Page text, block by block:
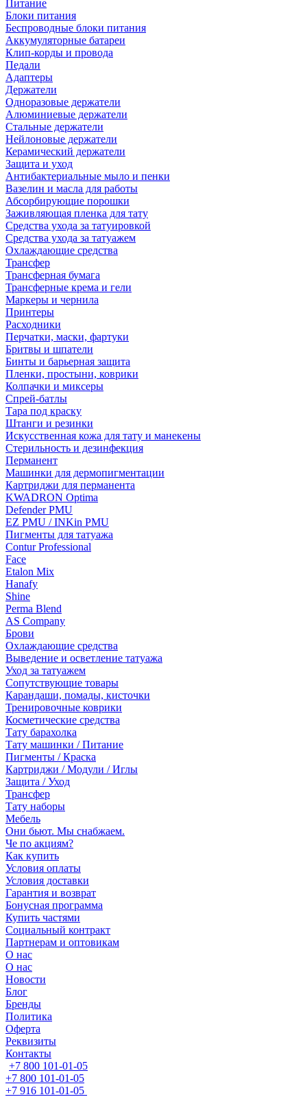
Питание
Блоки питания
Беспроводные блоки питания
Аккумуляторные батареи
Клип-корды и провода
Педали
Адаптеры
Держатели
Одноразовые держатели
Алюминиевые держатели
Стальные держатели
Нейлоновые держатели
Керамический держатели
Защита и уход
Антибактериальные мыло и пенки
Вазелин и масла для работы
Абсорбирующие порошки
Заживляющая пленка для тату
Средства ухода за татуировкой
Средства ухода за татуажем
Охлаждающие средства
Трансфер
Трансферная бумага
Трансферные крема и гели
Маркеры и чернила
Принтеры
Расходники
Перчатки, маски, фартуки
Бритвы и шпатели
Бинты и барьерная защита
Пленки, простыни, коврики
Колпачки и миксеры
Спрей-батлы
Тара под краску
Штанги и резинки
Искусственная кожа для тату и манекены
Стерильность и дезинфекция
Перманент
Машинки для дермопигментации
Картриджи для перманента
KWADRON Optima
Defender PMU
EZ PMU / INKin PMU
Пигменты для татуажа
Contur Professional
Face
Etalon Mix
Hanafy
Shine
Perma Blend
AS Company
Брови
Охлаждающие средства
Выведение и осветление татуажа
Уход за татуажем
Сопутствующие товары
Карандаши, помады, кисточки
Тренировочные коврики
Косметические средства
Тату барахолка
Тату машинки / Питание
Пигменты / Краска
Картриджи / Модули / Иглы
Защита / Уход
Трансфер
Тату наборы
Мебель
Они бьют. Мы снабжаем.
Че по акциям?
Как купить
Условия оплаты
Условия доставки
Гарантия и возврат
Бонусная программа
Купить частями
Социальный контракт
Партнерам и оптовикам
О нас
О нас
Новости
Блог
Бренды
Политика
Оферта
Реквизиты
Контакты
+7 800 101-01-05
+7 800 101-01-05
+7 916 101-01-05